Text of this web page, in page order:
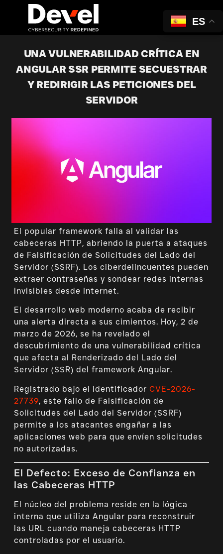
UNA VULNERABILIDAD CRÍTICA EN
ANGULAR SSR PERMITE SECUESTRAR
Y REDIRIGIR LAS PETICIONES DEL
SERVIDOR
El popular framework falla al validar las
cabeceras HTTP, abriendo la puerta a ataques
de Falsificación de Solicitudes del Lado del
Servidor (SSRF). Los ciberdelincuentes pueden
extraer contraseñas y sondear redes internas
invisibles desde Internet.
El desarrollo web moderno acaba de recibir
una alerta directa a sus cimientos. Hoy, 2 de
marzo de 2026, se ha revelado el
descubrimiento de una vulnerabilidad crítica
que afecta al Renderizado del Lado del
Servidor (SSR) del framework Angular.
Registrado bajo el identificadorCVE-2026-
27739, este fallo de Falsificación de
Solicitudes del Lado del Servidor (SSRF)
permite a los atacantes engañar a las
aplicaciones web para que envíen solicitudes
no autorizadas.
El Defecto: Exceso de Confianza en
las Cabeceras HTTP
El núcleo del problema reside en la lógica
interna que utiliza Angular para reconstruir
las URL cuando maneja cabeceras HTTP
controladas por el usuario.
ES